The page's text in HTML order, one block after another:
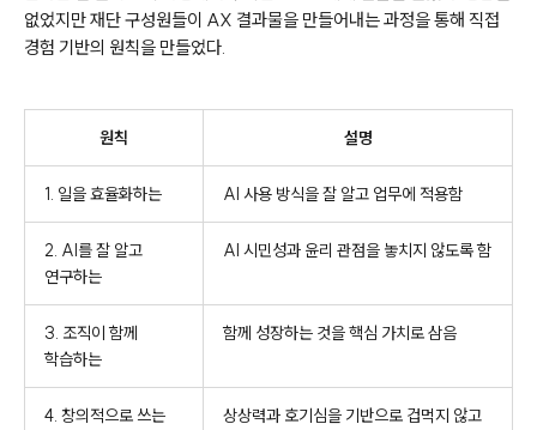
없었지만 재단 구성원들이 AX 결과물을 만들어내는 과정을 통해 직접
경험 기반의 원칙을 만들었다.
원칙 설명
1. 일을 효율화하는 AI 사용 방식을 잘 알고 업무에 적용함
2. AI를 잘 알고
연구하는
AI 시민성과 윤리 관점을 놓치지 않도록 함
3. 조직이 함께
학습하는
함께 성장하는 것을 핵심 가치로 삼음
4. 창의적으로 쓰는
상상력과 호기심을 기반으로 겁먹지 않고